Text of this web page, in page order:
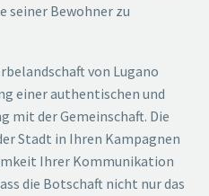
seiner Bewohner zu
von Lugano
einer authentischen und
mit der Gemeinschaft. Die
Stadt in Ihren Kampagnen
Ihrer Kommunikation
die Botschaft nicht nur das